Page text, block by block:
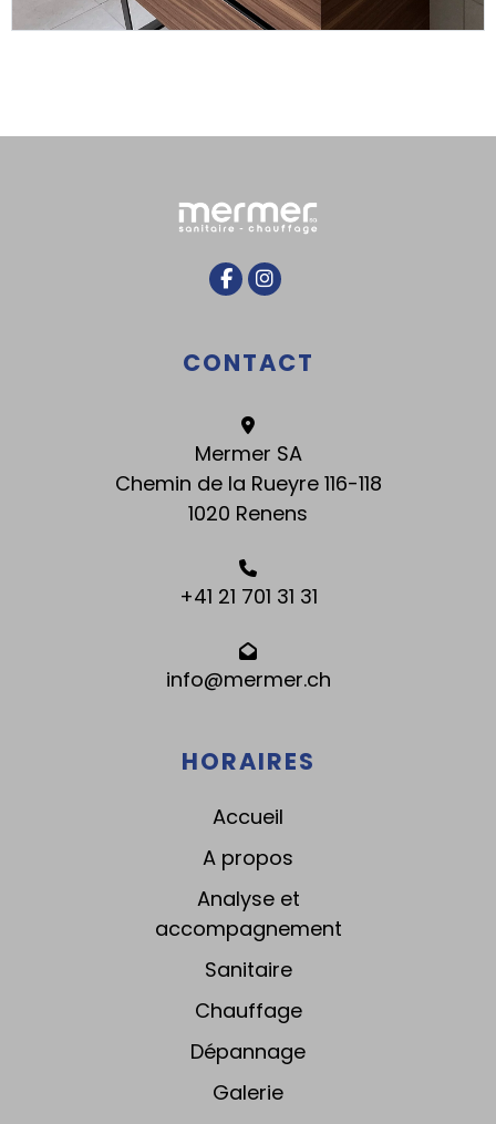
CONTACT
Mermer SA
Chemin de la Rueyre 116-118
1020 Renens
+41 21 701 31 31
info@mermer.ch
HORAIRES
Accueil
A propos
Analyse et
accompagnement
Sanitaire
Chauffage
Dépannage
Galerie